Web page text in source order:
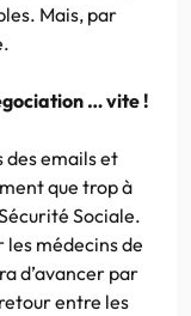
Mais, par
… vite !
des emails et
que trop à
Sociale.
les médecins de
d’avancer par
entre les